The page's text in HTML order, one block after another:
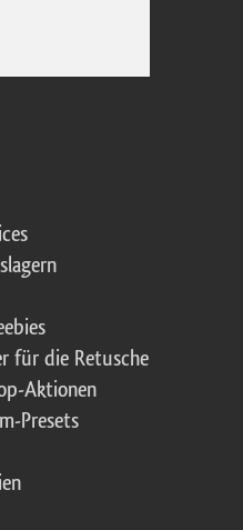
für die Retusche
Aktionen
Presets